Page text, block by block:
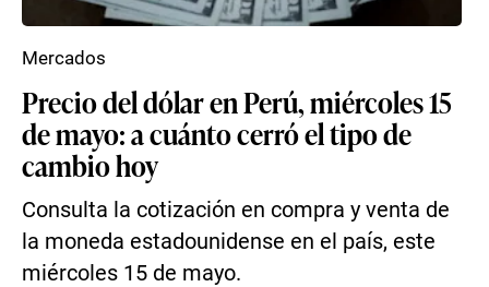
Precio del dólar en Perú, miércoles 15
de mayo: a cuánto cerró el tipo de
cambio hoy
Consulta la cotización en compra y venta de
la moneda estadounidense en el país, este
miércoles 15 de mayo.
Mercados